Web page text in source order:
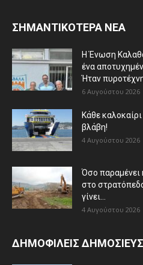
ΣΗΜΑΝΤΙΚΟΤΕΡΑ ΝΕΑ
Η Ένωση
ένα
Ήταν
6 Αυγούστου 2026
Κάθε
βλάβη!
4 Αυγούστου 2026
Όσο
στο
γίνει...
4 Αυγούστου 2026
ΔΗΜΟΦΙΛΕΙΣ